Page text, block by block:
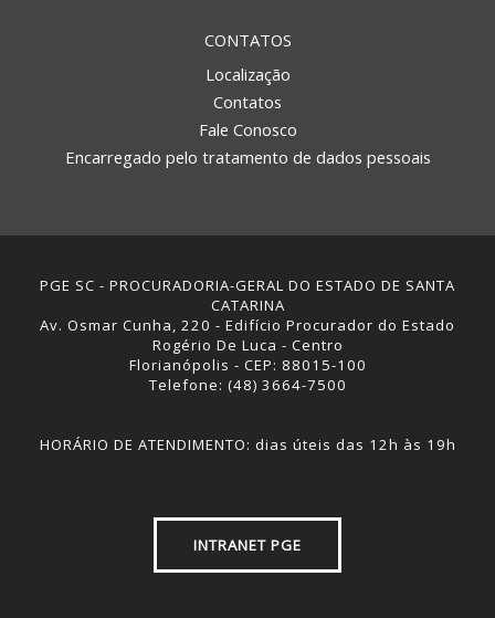
CONTATOS
Localização
Contatos
Fale Conosco
Encarregado pelo tratamento de dados pessoais
PGE SC - PROCURADORIA-GERAL DO ESTADO DE SANTA
CATARINA
Av. Osmar Cunha, 220 - Edifício Procurador do Estado
Rogério De Luca - Centro
Florianópolis - CEP: 88015-100
Telefone: (48) 3664-7500
HORÁRIO DE ATENDIMENTO: dias úteis das 12h às 19h
INTRANET PGE